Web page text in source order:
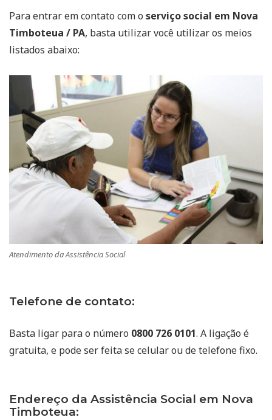
Para entrar em contato com o serviço social em Nova
Timboteua / PA, basta utilizar você utilizar os meios
listados abaixo:
Atendimento da Assistência Social
Telefone de contato:
Basta ligar para o número 0800 726 0101. A ligação é
gratuita, e pode ser feita se celular ou de telefone fixo.
Endereço da Assistência Social em Nova
Timboteua: